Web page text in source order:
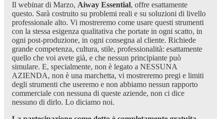
Il webinar di Marzo, Aiway Essential, offre esattamente
questo. Sarà costruito su problemi reali e su soluzioni di livello
professionale alto. Vi mostreremo come usare questi strumenti
con la stessa esigenza qualitativa che portate in ogni scatto, in
ogni post-produzione, in ogni consegna al cliente. Richiede
grande competenza, cultura, stile, professionalità: esattamente
quello che voi avete già, e che nessun principiante può
simulare. E, specialmente, non è legato a NESSUNA
AZIENDA, non è una marchetta, vi mostreremo pregi e limiti
degli strumenti che useremo e non abbiamo nessun rapporto
commerciale con nessuna di queste aziende, non ci dice
nessuno di dirlo. Lo diciamo noi.